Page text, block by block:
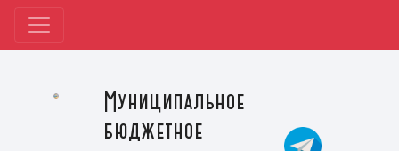
Муниципальное
бюджетное